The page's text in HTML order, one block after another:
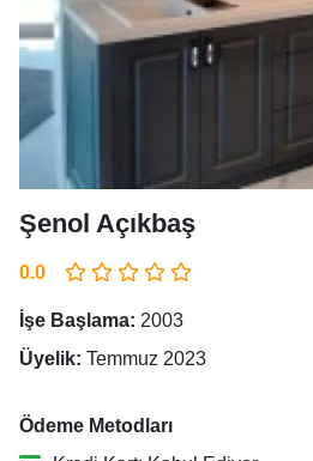
Şenol Açıkbaş
0.0
İşe Başlama: 2003
Üyelik: Temmuz 2023
Ödeme Metodları